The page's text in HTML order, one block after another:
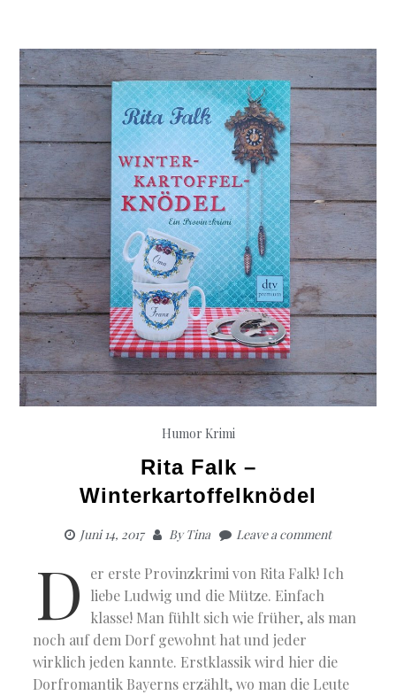
Humor Krimi
Rita Falk –
Winterkartoffelknödel
Juni 14, 2017 ByTina Leave a comment
D
er erste Provinzkrimi von Rita Falk! Ich
liebe Ludwig und die Mütze. Einfach
klasse! Man fühlt sich wie früher, als man
noch auf dem Dorf gewohnt hat und jeder
wirklich jeden kannte. Erstklassik wird hier die
Dorfromantik Bayerns erzählt, wo man die Leute